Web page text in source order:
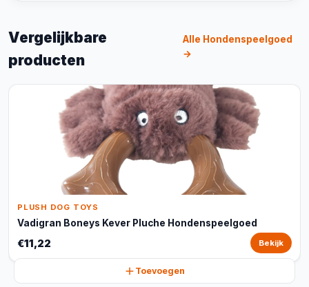
Vergelijkbare
producten
Alle Hondenspeelgoed
→
PLUSH DOG TOYS
Vadigran Boneys Kever Pluche Hondenspeelgoed
€11,22 Bekijk
Toevoegen